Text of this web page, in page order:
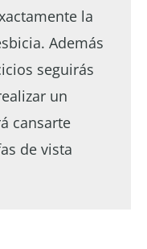
la
Además
seguirás
un
cansarte
de vista